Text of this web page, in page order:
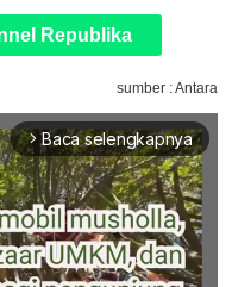
Republika
sumber : Antara
arrow_forward_ios Baca selengkapnya